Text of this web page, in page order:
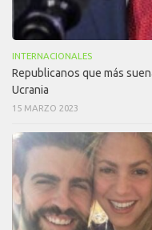
INTERNACIONALES
Republicanos que más
Ucrania
15 MARZO 2023